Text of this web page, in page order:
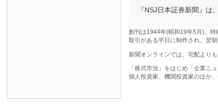
『NSJ日本証券新聞』は
創刊は1944年(昭和19年5月)、
取引がある平日に制作され、翌
新聞オンラインでは、宅配より
「株式市況」をはじめ「企業ニ
個人投資家、機関投資家のほか